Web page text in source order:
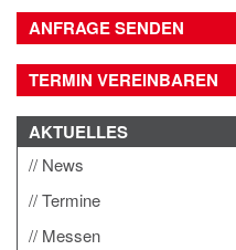
ANFRAGE SENDEN
TERMIN VEREINBAREN
AKTUELLES
News
Termine
Messen